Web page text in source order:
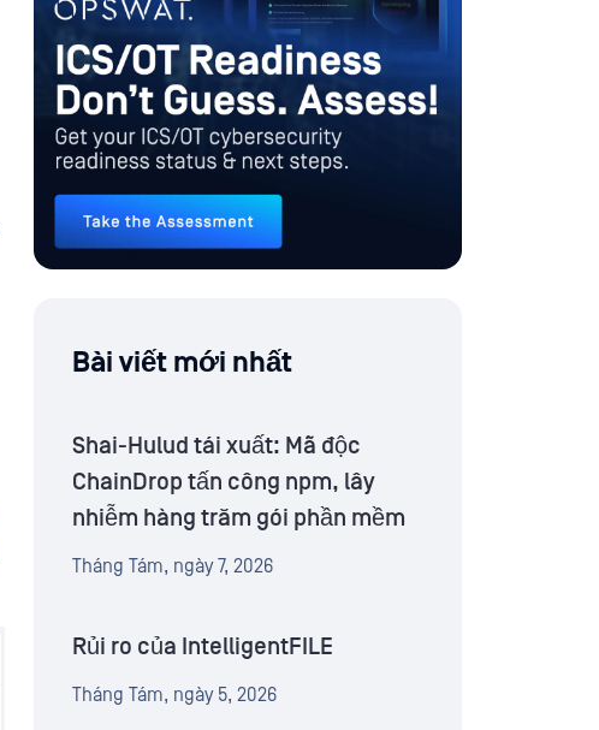
Bài viết mới nhất
Shai-Hulud tái xuất: Mã độc
ChainDrop tấn công npm, lây
nhiễm hàng trăm gói phần mềm
Tháng Tám, ngày 7, 2026
Rủi ro của IntelligentFILE
Tháng Tám, ngày 5, 2026